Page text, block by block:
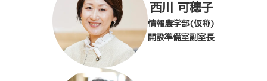
西川 可穂子
情報農学部(仮称)
開設準備室副室長